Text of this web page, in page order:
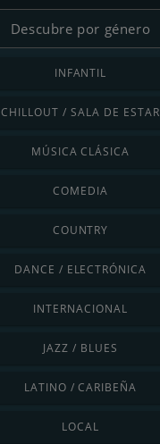
Descubre por género
INFANTIL
CHILLOUT / SALA DE ESTAR
MÚSICA CLÁSICA
COMEDIA
COUNTRY
DANCE / ELECTRÓNICA
INTERNACIONAL
JAZZ / BLUES
LATINO / CARIBEÑA
LOCAL